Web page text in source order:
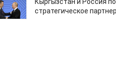
стратегическое